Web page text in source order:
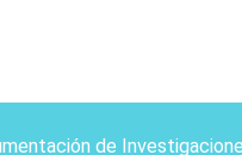
de